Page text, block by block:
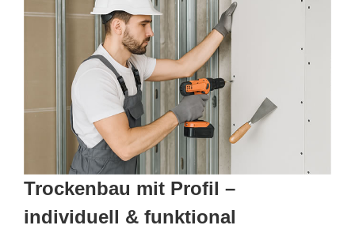
Trockenbau mit Profil –
individuell & funktional